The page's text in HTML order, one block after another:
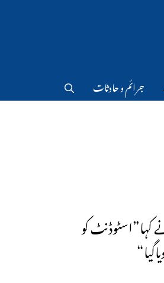
جرائم و حادثات
کہا”اسٹوڈنٹ کو